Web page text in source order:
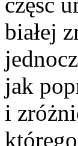
białej
jak
i